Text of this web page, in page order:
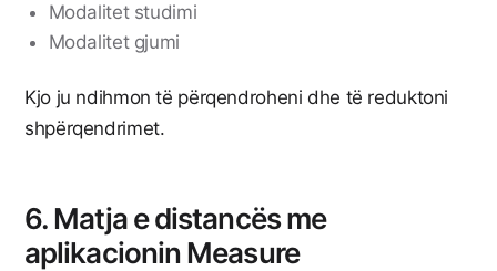
Modalitet studimi
Modalitet gjumi
Kjo ju ndihmon të përqendroheni dhe të reduktoni
shpërqendrimet.
6. Matja e distancës me
aplikacionin Measure